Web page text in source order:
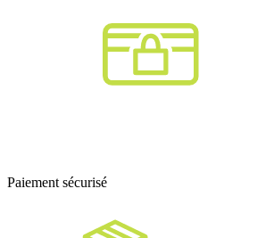
Paiement sécurisé